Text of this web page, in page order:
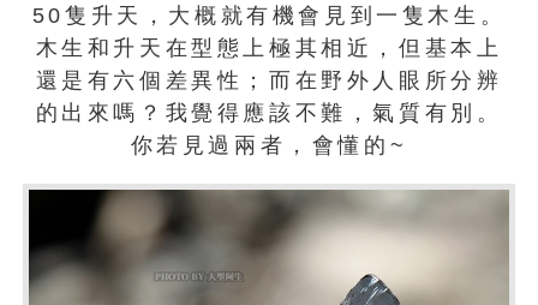
50隻升天，大概就有機會見到一隻木生。
木生和升天在型態上極其相近，但基本上
還是有六個差異性；而在野外人眼所分辨
的出來嗎？我覺得應該不難，氣質有別。
你若見過兩者，會懂的~